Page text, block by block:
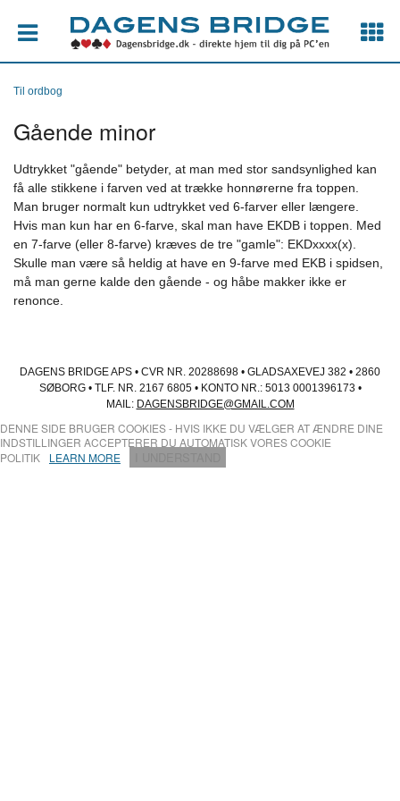
Til ordbog
Gående minor
Udtrykket "gående" betyder, at man med stor sandsynlighed kan
få alle stikkene i farven ved at trække honnørerne fra toppen.
Man bruger normalt kun udtrykket ved 6-farver eller længere.
Hvis man kun har en 6-farve, skal man have EKDB i toppen. Med
en 7-farve (eller 8-farve) kræves de tre "gamle": EKDxxxx(x).
Skulle man være så heldig at have en 9-farve med EKB i spidsen,
må man gerne kalde den gående - og håbe makker ikke er
renonce.
DAGENS BRIDGE APS • CVR NR. 20288698 • GLADSAXEVEJ 382 • 2860
SØBORG • TLF. NR. 2167 6805 • KONTO NR.: 5013 0001396173 •
MAIL: DAGENSBRIDGE@GMAIL.COM
DENNE SIDE BRUGER COOKIES - HVIS IKKE DU VÆLGER AT ÆNDRE DINE
INDSTILLINGER ACCEPTERER DU AUTOMATISK VORES COOKIE
POLITIK
LEARN MORE